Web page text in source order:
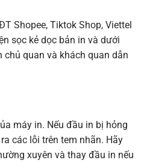
Shopee, Tiktok Shop, Viettel
sọc kẻ dọc bản in và dưới
quan và khách quan dẫn
máy in. Nếu đầu in bị hỏng
các lỗi trên tem nhãn. Hãy
xuyên và thay đầu in nếu